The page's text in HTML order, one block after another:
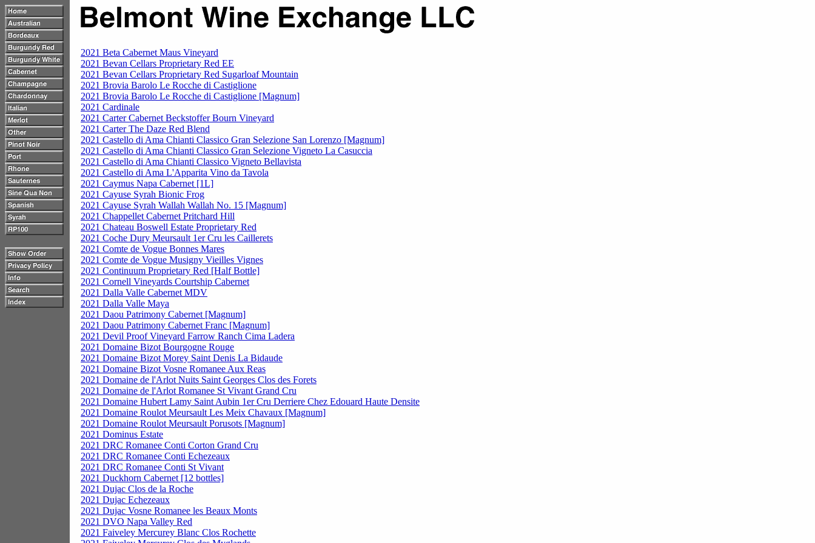
2021 Beta Cabernet Maus Vineyard
2021 Bevan Cellars Proprietary Red EE
2021 Bevan Cellars Proprietary Red Sugarloaf Mountain
2021 Brovia Barolo Le Rocche di Castiglione
2021 Brovia Barolo Le Rocche di Castiglione [Magnum]
2021 Cardinale
2021 Carter Cabernet Beckstoffer Bourn Vineyard
2021 Carter The Daze Red Blend
2021 Castello di Ama Chianti Classico Gran Selezione San Lorenzo [Magnum]
2021 Castello di Ama Chianti Classico Gran Selezione Vigneto La Casuccia
2021 Castello di Ama Chianti Classico Vigneto Bellavista
2021 Castello di Ama L'Apparita Vino da Tavola
2021 Caymus Napa Cabernet [1L]
2021 Cayuse Syrah Bionic Frog
2021 Cayuse Syrah Wallah Wallah No. 15 [Magnum]
2021 Chappellet Cabernet Pritchard Hill
2021 Chateau Boswell Estate Proprietary Red
2021 Coche Dury Meursault 1er Cru les Caillerets
2021 Comte de Vogue Bonnes Mares
2021 Comte de Vogue Musigny Vieilles Vignes
2021 Continuum Proprietary Red [Half Bottle]
2021 Cornell Vineyards Courtship Cabernet
2021 Dalla Valle Cabernet MDV
2021 Dalla Valle Maya
2021 Daou Patrimony Cabernet [Magnum]
2021 Daou Patrimony Cabernet Franc [Magnum]
2021 Devil Proof Vineyard Farrow Ranch Cima Ladera
2021 Domaine Bizot Bourgogne Rouge
2021 Domaine Bizot Morey Saint Denis La Bidaude
2021 Domaine Bizot Vosne Romanee Aux Reas
2021 Domaine de l'Arlot Nuits Saint Georges Clos des Forets
2021 Domaine de l'Arlot Romanee St Vivant Grand Cru
2021 Domaine Hubert Lamy Saint Aubin 1er Cru Derriere Chez Edouard Haute Densite
2021 Domaine Roulot Meursault Les Meix Chavaux [Magnum]
2021 Domaine Roulot Meursault Porusots [Magnum]
2021 Dominus Estate
2021 DRC Romanee Conti Corton Grand Cru
2021 DRC Romanee Conti Echezeaux
2021 DRC Romanee Conti St Vivant
2021 Duckhorn Cabernet [12 bottles]
2021 Dujac Clos de la Roche
2021 Dujac Echezeaux
2021 Dujac Vosne Romanee les Beaux Monts
2021 DVO Napa Valley Red
2021 Faiveley Mercurey Blanc Clos Rochette